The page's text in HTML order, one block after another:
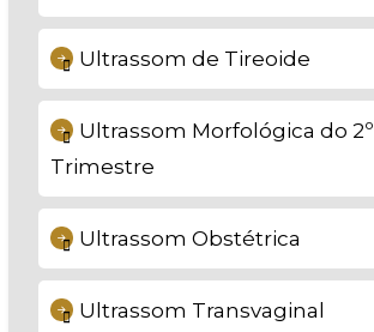
Ultrassom de Tireoide
Ultrassom Morfológica do 2º
Trimestre
Ultrassom Obstétrica
Ultrassom Transvaginal